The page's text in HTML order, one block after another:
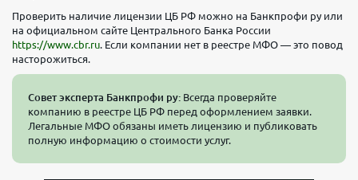
Проверить наличие лицензии ЦБ РФ можно на Банкпрофи ру или
на официальном сайте Центрального Банка России
https://www.cbr.ru. Если компании нет в реестре МФО — это повод
насторожиться.
Совет эксперта Банкпрофи ру: Всегда проверяйте
компанию в реестре ЦБ РФ перед оформлением заявки.
Легальные МФО обязаны иметь лицензию и публиковать
полную информацию о стоимости услуг.